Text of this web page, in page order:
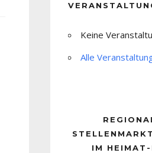
Keine
Alle
IM HEIMAT-